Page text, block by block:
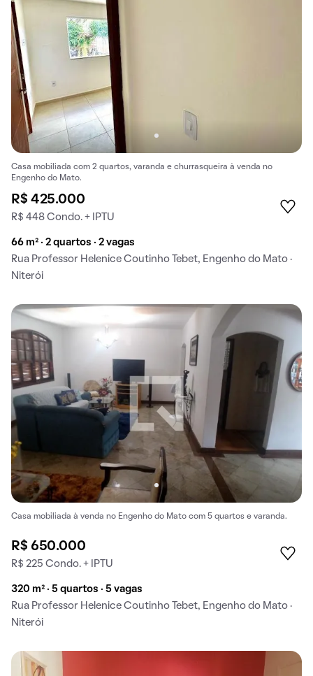
Casa mobiliada com 2 quartos, varanda e churrasqueira à venda no
Engenho do Mato.
R$ 425.000
R$ 448 Condo. + IPTU
66 m² · 2 quartos · 2 vagas
Rua Professor Helenice Coutinho Tebet, Engenho do Mato ·
Niterói
Casa mobiliada à venda no Engenho do Mato com 5 quartos e varanda.
R$ 650.000
R$ 225 Condo. + IPTU
320 m² · 5 quartos · 5 vagas
Rua Professor Helenice Coutinho Tebet, Engenho do Mato ·
Niterói